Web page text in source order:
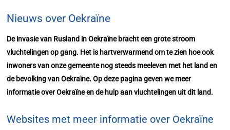
Nieuws over Oekraïne
De invasie van Rusland in Oekraïne bracht een grote stroom
vluchtelingen op gang. Het is hartverwarmend om te zien hoe ook
inwoners van onze gemeente nog steeds meeleven met het land en
de bevolking van Oekraïne. Op deze pagina geven we meer
informatie over Oekraïne en de hulp aan vluchtelingen uit dit land.
Websites met meer informatie over Oekraïne